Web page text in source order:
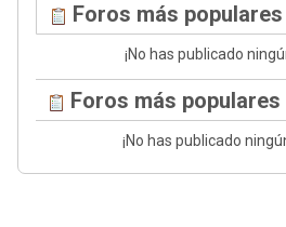
Foros más
¡No has publicado
Foros más
¡No has publicado